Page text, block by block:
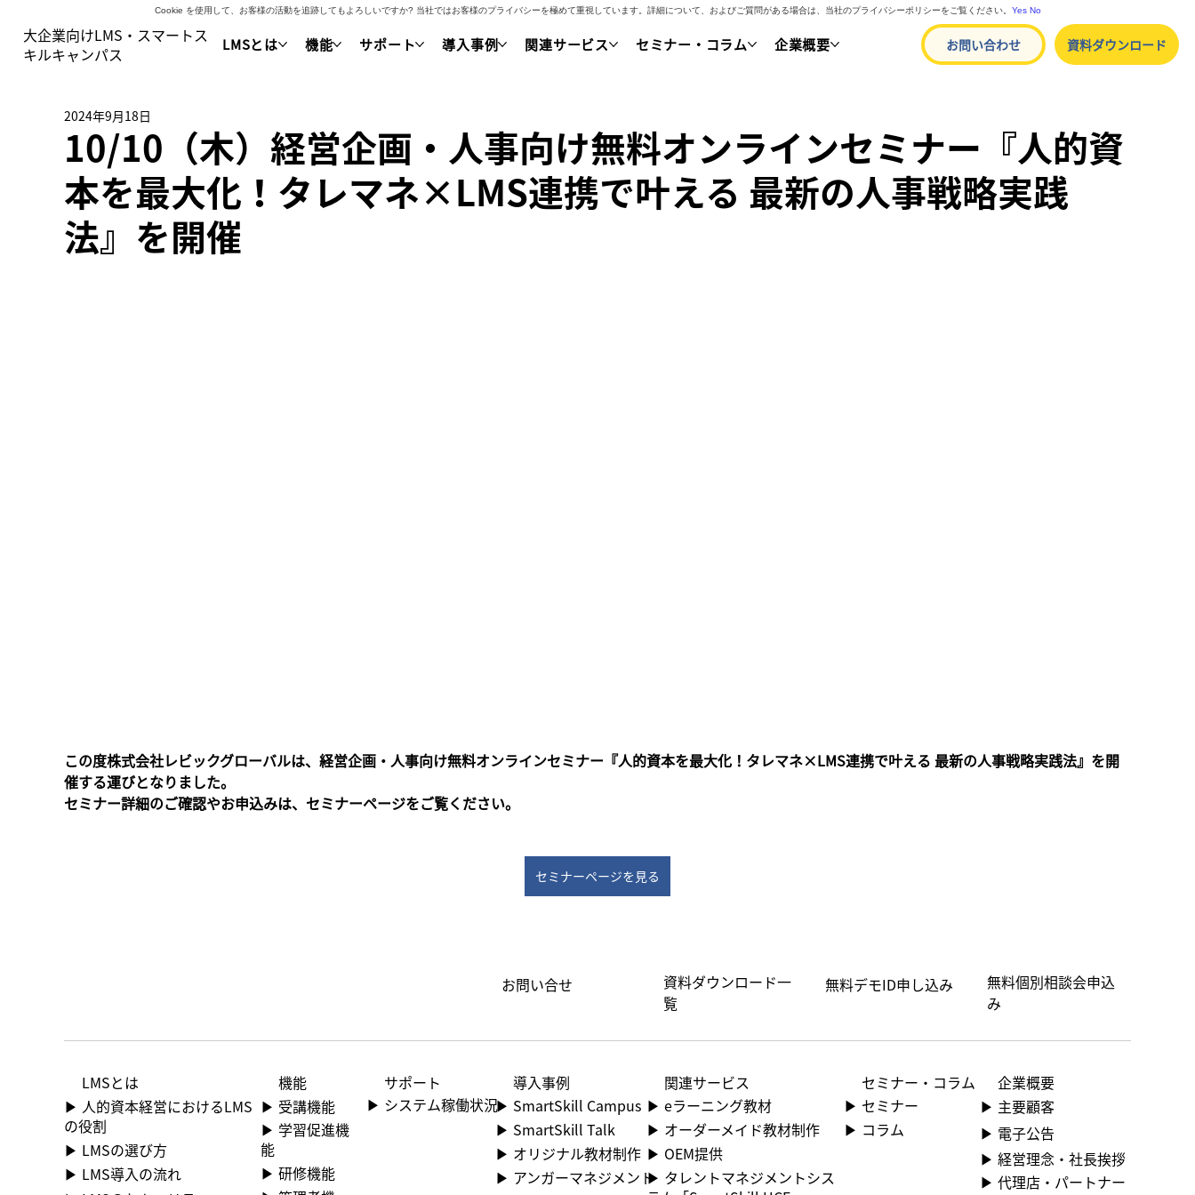
大企業向けLMS・スマートス
キルキャンパス
LMSとは 機能 サポート 導入事例 関連サービス セミナー・コラム 企業概要 お問い合わせ 資料ダウンロード
10/10（木）経営企画・人事向け無料オンラインセミナー『人的資
本を最大化！タレマネ×LMS連携で叶える 最新の人事戦略実践
法』を開催
2024年9月18日
この度株式会社レビックグローバルは、経営企画・人事向け無料オンラインセミナー『人的資本を最大化！タレマネ×LMS連携で叶える 最新の人事戦略実践法』を開
催する運びとなりました。
セミナー詳細のご確認やお申込みは、セミナーページをご覧ください。
セミナーページを見る
無料個別相談会申込
み
無料デモID申し込み
資料ダウンロード一
覧
お問い合せ
LMS​とは
▶ 人的資本経営におけるLMS
の役割
▶ LMSの選び方
▶ LMS導入の流れ
機能
▶​ 受講機能
▶​ 学習促進機
能
▶​ 研修機能
​サポート
▶​ システム稼働状況
​導入事例
▶​ SmartSkill Campus
▶​ SmartSkill Talk
▶​ オリジナル教材制作
▶​ アンガーマネジメント
関連サービス
▶ ︎eラーニング教材
▶ ︎オーダーメイド教材制作
▶ OEM提供
▶ ︎タレントマネジメントシス
セミナー・コラム
▶ ︎セミナー
▶ コラム
企業概要
▶ ︎主要顧客
▶ ︎電子公告
▶ ︎︎経営理念・社長挨拶
▶ ︎︎代理店・パートナー
Cookie を使用して、お客様の活動を追跡してもよろしいですか? 当社ではお客様のプライバシーを極めて重視しています。詳細について、およびご質問がある場合は、当社のプライバシーポリシーをご覧ください。 Yes No